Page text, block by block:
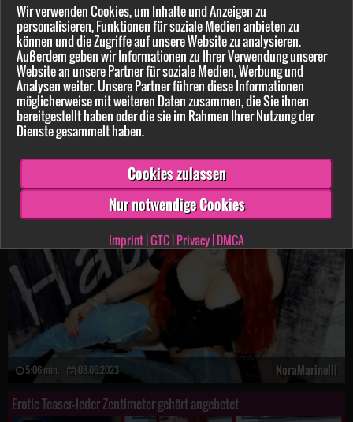
Wir verwenden Cookies, um Inhalte und Anzeigen zu
personalisieren, Funktionen für soziale Medien anbieten zu
können und die Zugriffe auf unsere Website zu analysieren.
Außerdem geben wir Informationen zu Ihrer Verwendung unserer
Website an unsere Partner für soziale Medien, Werbung und
Analysen weiter. Unsere Partner führen diese Informationen
möglicherweise mit weiteren Daten zusammen, die Sie ihnen
bereitgestellt haben oder die sie im Rahmen Ihrer Nutzung der
Dienste gesammelt haben.
Cookies zulassen
Nur notwendige Cookies
Imprint|GTC|Privacy|DMCA
9:33 min. 16.08.2023 NoraMarinelli
Belegt mit einem Liebeszauber
5:06 min. 08.06.2023 NoraMarinelli
Erotic Teaser-Jeder Zentimeter gehört angebetet